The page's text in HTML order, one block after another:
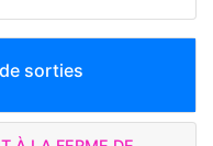
sorties